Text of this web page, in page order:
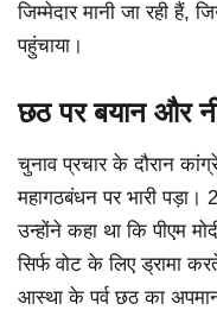
जिम्मेदार मानी जा रही हैं,
पहुंचाया।
छठ पर बयान और
चुनाव प्रचार के दौरान
महागठबंधन पर भारी
उन्होंने कहा था कि पीएम
सिर्फ वोट के लिए ड्रामा
आस्था के पर्व छठ का अपमान